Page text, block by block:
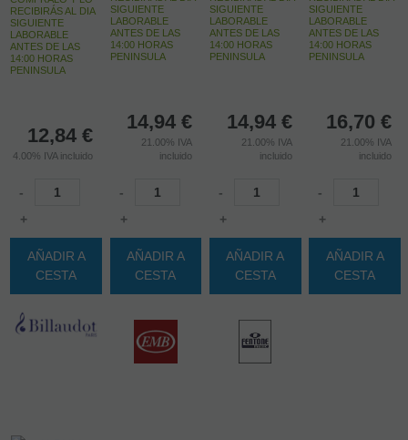
RECIBIRÁS AL DIA
SIGUIENTE
LABORABLE
ANTES DE LAS
14:00 HORAS
PENINSULA
12,84 €
4.00% IVA incluido
-
+
AÑADIR A
CESTA
SIGUIENTE
LABORABLE
ANTES DE LAS
14:00 HORAS
PENINSULA
14,94 €
21.00% IVA
incluido
-
+
AÑADIR A
CESTA
SIGUIENTE
LABORABLE
ANTES DE LAS
14:00 HORAS
PENINSULA
14,94 €
21.00% IVA
incluido
-
+
AÑADIR A
CESTA
SIGUIENTE
LABORABLE
ANTES DE LAS
14:00 HORAS
PENINSULA
16,70 €
21.00% IVA
incluido
-
+
AÑADIR A
CESTA